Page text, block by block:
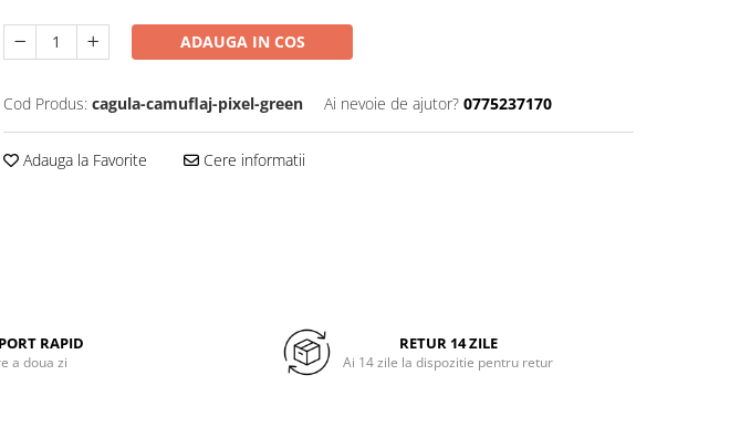
ADAUGA IN COS
Cod Produs: cagula-camuflaj-pixel-green Ai nevoie de ajutor? 0775237170
Adauga la Favorite Cere informatii
RAPID
a doua zi
RETUR 14 ZILE
Ai 14 zile la dispozitie pentru retur